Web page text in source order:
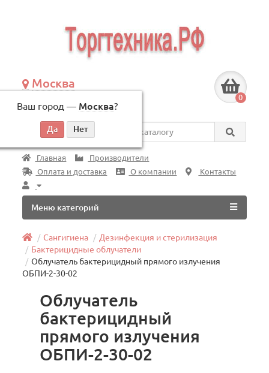
Москва
Ваш город — Москва?
по будням, с 09:00 до 18:00
0
Везде
Главная
Производители
Оплата и доставка
О компании Контакты
Меню категорий
Сангигиена
Дезинфекция и стерилизация
Бактерицидные облучатели
Облучатель бактерицидный прямого излучения
ОБПИ-2-30-02
Облучатель
бактерицидный
прямого излучения
ОБПИ-2-30-02